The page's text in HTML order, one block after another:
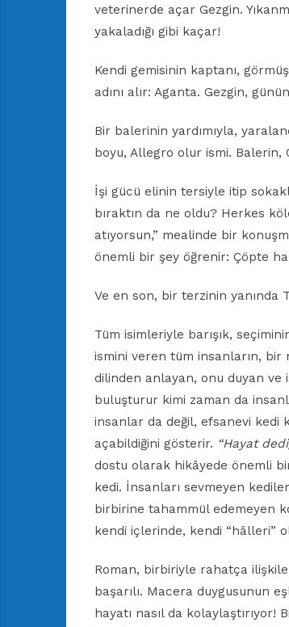
veterinerde açar Gezgin.
yakaladığı gibi kaçar!
Kendi gemisinin kaptanı,
adını alır: Aganta. Gezgin,
Bir balerinin yardımıyla,
boyu, Allegro olur ismi. Balerin,
İşi gücü elinin tersiyle itip
bıraktın da ne oldu? Herkes
atıyorsun,” mealinde bir
önemli bir şey öğrenir: Çöpte
Ve en son, bir terzinin yanında
Tüm isimleriyle barışık,
ismini veren tüm insanların, bir
dilinden anlayan, onu duyan ve
buluşturur kimi zaman da
insanlar da değil, efsanevi kedi
açabildiğini gösterir. “Hayat
dostu olarak hikâyede önemli
kedi. İnsanları sevmeyen
birbirine tahammül edemeyen
kendi içlerinde, kendi “hâlleri”
Roman, birbiriyle rahatça
başarılı. Macera duygusunun
hayatı nasıl da kolaylaştırıyor!